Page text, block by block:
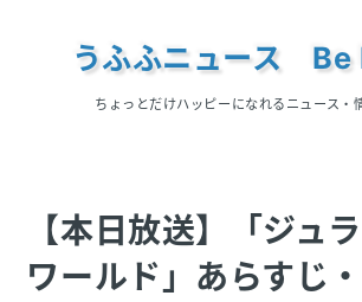
うふふニュース
ちょっとだけハッピーになれるニュース・
【本日放送】「ジュ
ワールド」あらすじ